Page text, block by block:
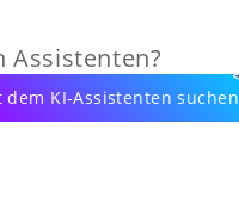
Assistenten?
dem KI-Assistenten suchen